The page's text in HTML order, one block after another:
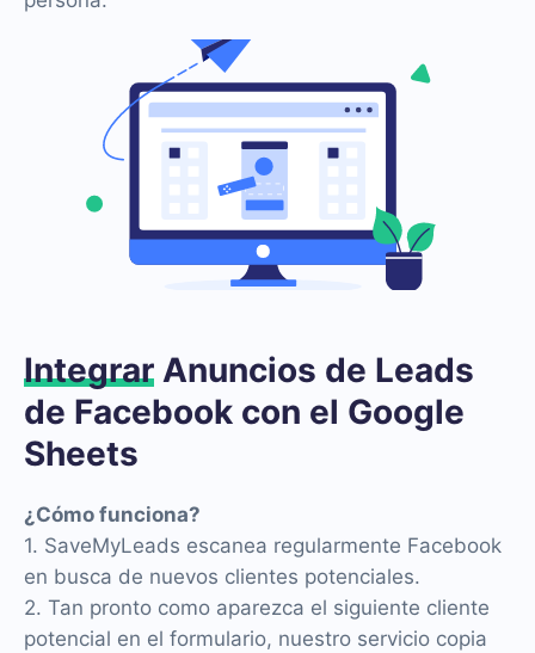
Integrar Anuncios de Leads
de Facebook con el Google
Sheets
¿Cómo funciona?
1. SaveMyLeads escanea regularmente Facebook
en busca de nuevos clientes potenciales.
2. Tan pronto como aparezca el siguiente cliente
potencial en el formulario, nuestro servicio copia